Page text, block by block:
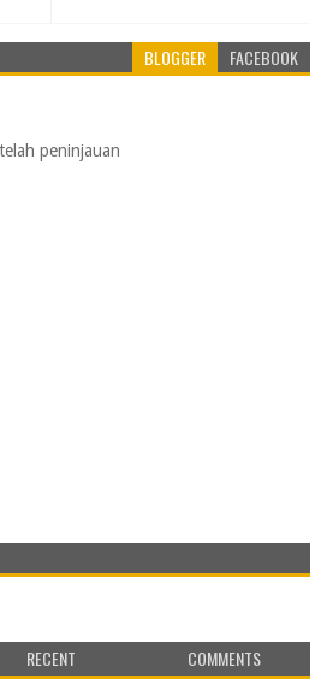
BLOGGER FACEBOOK
peninjauan
RECENT COMMENTS